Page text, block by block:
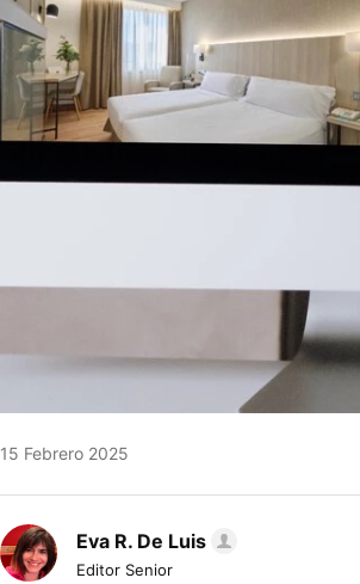
15 Febrero 2025
Eva R. De Luis
Editor Senior